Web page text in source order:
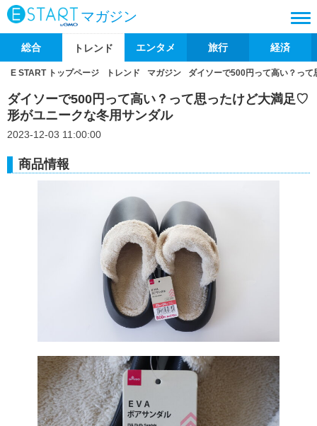
マガジン
総合 トレンド エンタメ 旅行 経済
E START トップページ トレンド マガジン ダイソーで500円って高い？っ
ダイソーで500円って高い？って思ったけど大満足♡
形がユニークな冬用サンダル
2023-12-03 11:00:00
商品情報